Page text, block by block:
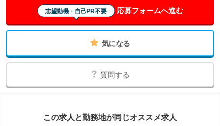
志望動機・自己PR不要 応募フォームへ進む
気になる
質問する
この求人と勤務地が同じオススメ求人